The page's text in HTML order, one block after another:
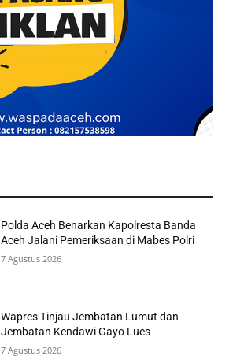
Polda Aceh Benarkan Kapolresta Banda
Aceh Jalani Pemeriksaan di Mabes Polri
7 Agustus 2026
Wapres Tinjau Jembatan Lumut dan
Jembatan Kendawi Gayo Lues
7 Agustus 2026